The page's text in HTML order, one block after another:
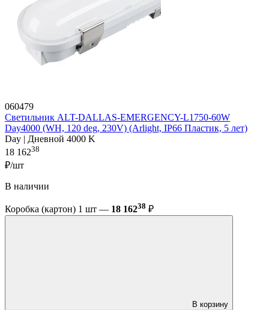
060479
Светильник ALT-DALLAS-EMERGENCY-L1750-60W
Day4000 (WH, 120 deg, 230V) (Arlight, IP66 Пластик, 5 лет)
Day | Дневной 4000 K
18 16238
₽/шт
В наличии
Коробка (картон) 1 шт — 18 16238 ₽
В корзину